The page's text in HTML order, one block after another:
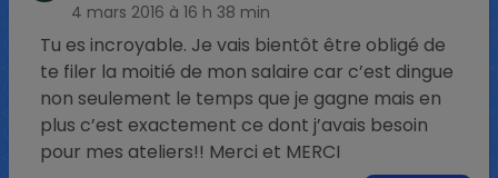
4 mars 2016 à 16 h 38 min
Tu es incroyable. Je vais bientôt être obligé de
te filer la moitié de mon salaire car c’est dingue
non seulement le temps que je gagne mais en
plus c’est exactement ce dont j’avais besoin
pour mes ateliers!! Merci et MERCI